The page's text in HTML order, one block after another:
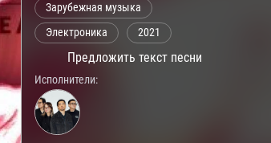
Зарубежная музыка
Электроника
2021
Предложить текст песни
Исполнители: